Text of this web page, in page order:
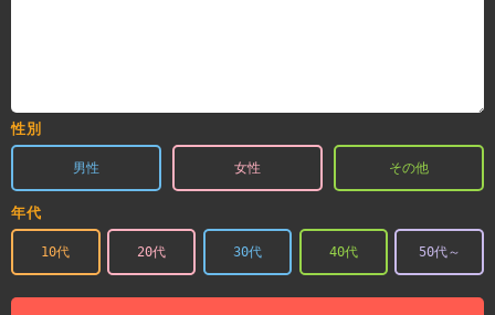
性別
男性 女性 その他
年代
10代 20代 30代 40代 50代～